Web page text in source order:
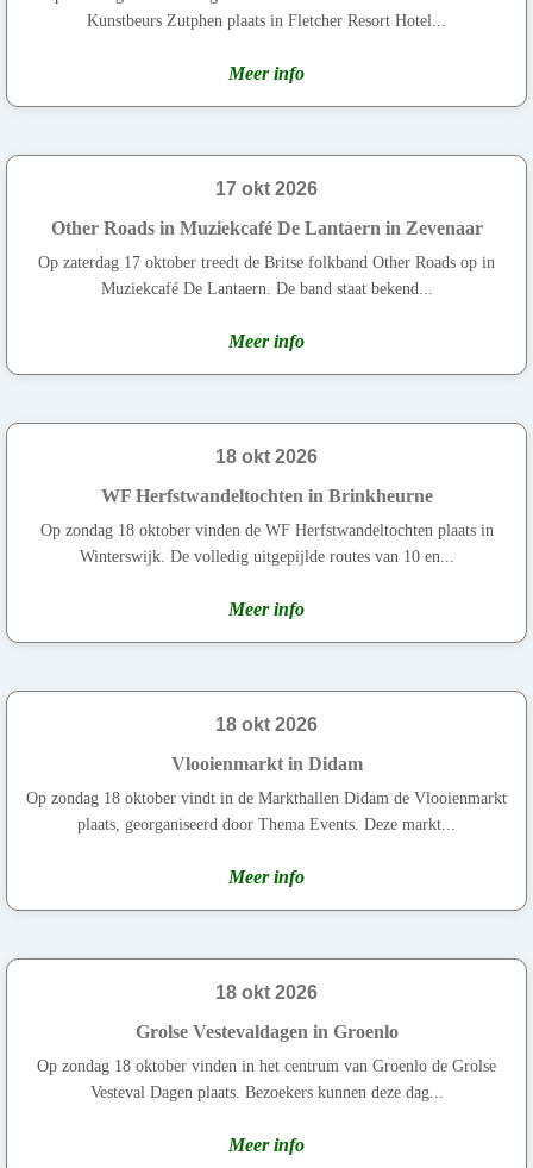
Kunstbeurs Zutphen plaats in Fletcher Resort Hotel...
Meer info
17 okt 2026
Other Roads in Muziekcafé De Lantaern in Zevenaar
Op zaterdag 17 oktober treedt de Britse folkband Other Roads op in
Muziekcafé De Lantaern. De band staat bekend...
Meer info
18 okt 2026
WF Herfstwandeltochten in Brinkheurne
Op zondag 18 oktober vinden de WF Herfstwandeltochten plaats in
Winterswijk. De volledig uitgepijlde routes van 10 en...
Meer info
18 okt 2026
Vlooienmarkt in Didam
Op zondag 18 oktober vindt in de Markthallen Didam de Vlooienmarkt
plaats, georganiseerd door Thema Events. Deze markt...
Meer info
18 okt 2026
Grolse Vestevaldagen in Groenlo
Op zondag 18 oktober vinden in het centrum van Groenlo de Grolse
Vesteval Dagen plaats. Bezoekers kunnen deze dag...
Meer info